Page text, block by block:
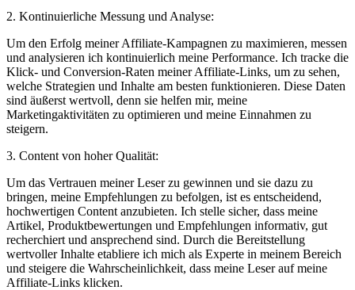
2. Kontinuierliche​ Messung und ⁢Analyse:
Um den Erfolg meiner Affiliate-Kampagnen ⁣zu maximieren, messen
und analysieren ⁢ich kontinuierlich ​meine Performance. Ich tracke die⁤
Klick- und Conversion-Raten meiner Affiliate-Links, um​ zu ​sehen,
welche Strategien und Inhalte am besten funktionieren. Diese‌ Daten​
sind äußerst⁣ wertvoll, denn sie helfen mir, meine
‌Marketingaktivitäten zu⁤ optimieren ⁣und meine Einnahmen zu ​
steigern.
3. Content von hoher Qualität:
Um das ⁤Vertrauen meiner Leser zu gewinnen und sie dazu zu
bringen, ‍meine ‌Empfehlungen zu befolgen, ist ‌es entscheidend,
‍hochwertigen‍ Content​ anzubieten. Ich‌ stelle sicher, dass meine
Artikel, Produktbewertungen und‍ Empfehlungen informativ, gut
recherchiert und ansprechend‍ sind. Durch die Bereitstellung
wertvoller Inhalte etabliere ich‍ mich als Experte in⁤ meinem ‍Bereich
und steigere die Wahrscheinlichkeit, dass ‌meine Leser auf ⁣meine
Affiliate-Links klicken.